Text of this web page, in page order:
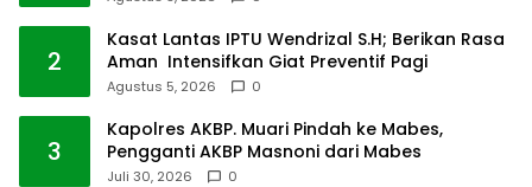
2
Kasat Lantas IPTU Wendrizal S.H; Berikan Rasa
Aman Intensifkan Giat Preventif Pagi
Agustus 5, 2026 0
3
Kapolres AKBP. Muari Pindah ke Mabes,
Pengganti AKBP Masnoni dari Mabes
Juli 30, 2026 0